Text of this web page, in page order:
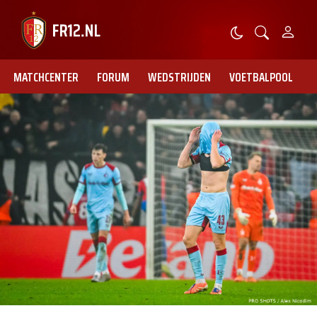
MATCHCENTER FORUM WEDSTRIJDEN VOETBALPOOL